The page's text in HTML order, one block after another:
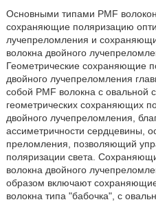
Основными типами PMF
сохраняющие поляризацию
лучепреломления и
волокна двойного
Геометрические сохраняющие
двойного лучепреломления
собой PMF волокна с овальной
геометрических сохраняющих
двойного лучепреломления,
ассиметричности сердцевины,
преломления, позволяющий
поляризации света.
волокна двойного
образом включают
волокна типа "бабочка", с